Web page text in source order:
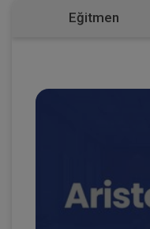
Eğitmen